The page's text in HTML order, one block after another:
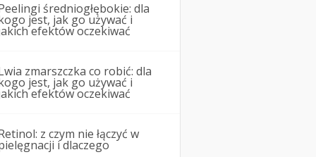
średniogłębokie: dla
jest, jak go używać i
efektów oczekiwać
zmarszczka co robić: dla
jest, jak go używać i
efektów oczekiwać
z czym nie łączyć w
i dlaczego